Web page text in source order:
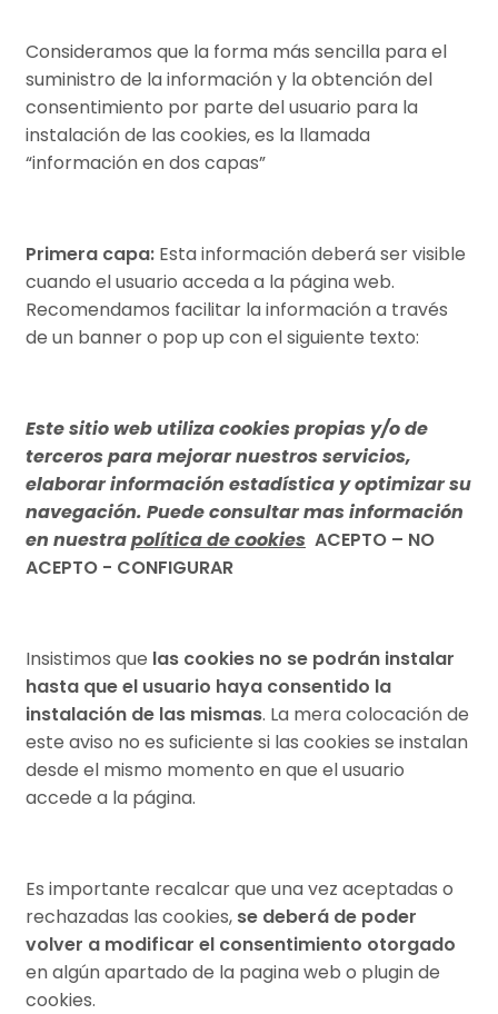
Consideramos que la forma más sencilla para el
suministro de la información y la obtención del
consentimiento por parte del usuario para la
instalación de las cookies, es la llamada
“información en dos capas”
Primera capa: Esta información deberá ser visible
cuando el usuario acceda a la página web.
Recomendamos facilitar la información a través
de un banner o pop up con el siguiente texto:
Este sitio web utiliza cookies propias y/o de
terceros para mejorar nuestros servicios,
elaborar información estadística y optimizar su
navegación. Puede consultar mas información
en nuestrapolítica de cookies ACEPTO – NO
ACEPTO - CONFIGURAR
Insistimos que las cookies no se podrán instalar
hasta que el usuario haya consentido la
instalación de las mismas. La mera colocación de
este aviso no es suficiente si las cookies se instalan
desde el mismo momento en que el usuario
accede a la página.
Es importante recalcar que una vez aceptadas o
rechazadas las cookies, se deberá de poder
volver a modificar el consentimiento otorgado
en algún apartado de la pagina web o plugin de
cookies.